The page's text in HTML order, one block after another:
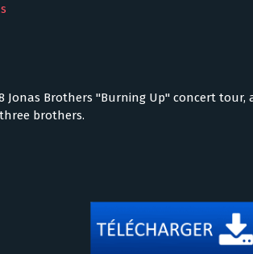
Jonas Brothers "Burning Up" concert tour,
brothers.